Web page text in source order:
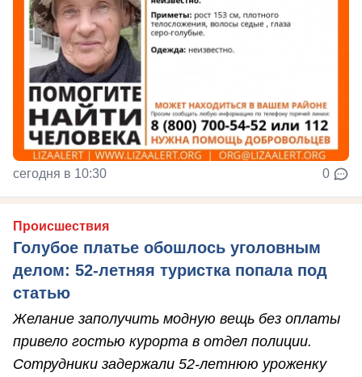
сегодня в 10:30 0
Происшествия
Голубое платье обошлось уголовным
делом: 52-летняя туристка попала под
статью
Желание заполучить модную вещь без оплаты
привело гостью курорта в отдел полиции.
Сотрудники задержали 52-летнюю уроженку